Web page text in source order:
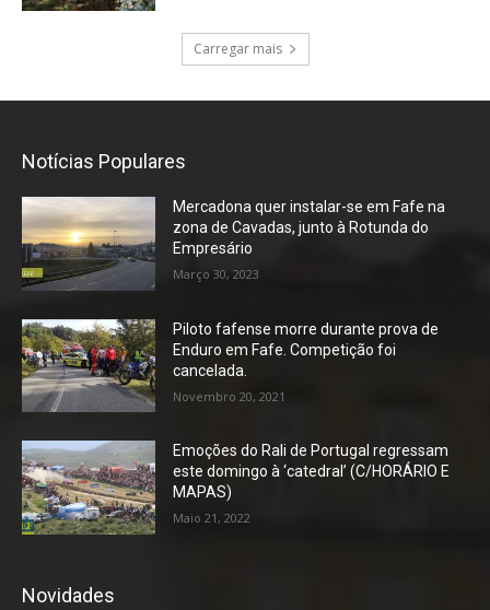
Carregar mais
Notícias Populares
Mercadona quer instalar-se em Fafe na
zona de Cavadas, junto à Rotunda do
Empresário
Março 30, 2023
Piloto fafense morre durante prova de
Enduro em Fafe. Competição foi
cancelada.
Novembro 20, 2021
Emoções do Rali de Portugal regressam
este domingo à ‘catedral’ (C/HORÁRIO E
MAPAS)
Maio 21, 2022
Novidades